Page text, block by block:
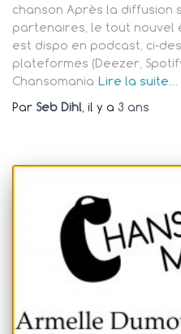
chanson Après la diffusion
partenaires, le tout nouvel
est dispo en podcast, ci-
plateformes (Deezer,
Chansomania Lire la suite…
Par Seb Dihl, il y a 3 ans